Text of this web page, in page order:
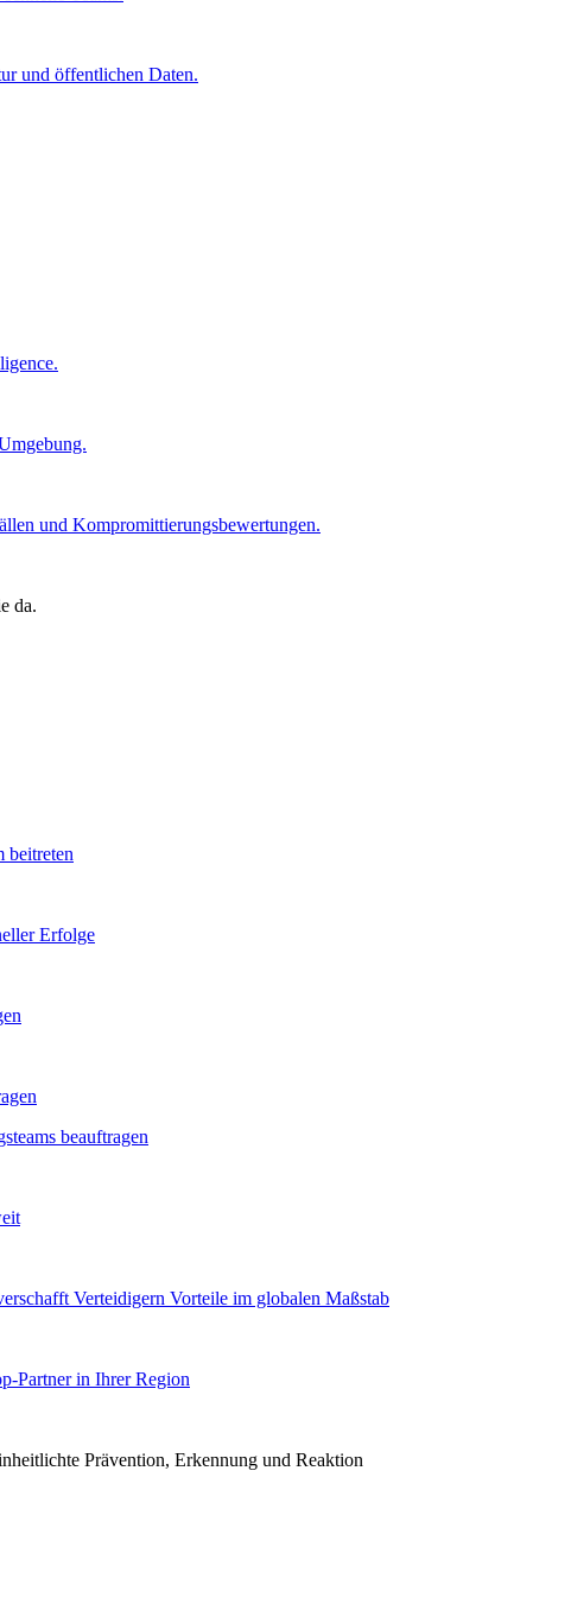
und öffentlichen Daten.
und Kompromittierungsbewertungen.
da.
beitreten
Erfolge
beauftragen
Verteidigern Vorteile im globalen Maßstab
Partner in Ihrer Region
Prävention, Erkennung und Reaktion